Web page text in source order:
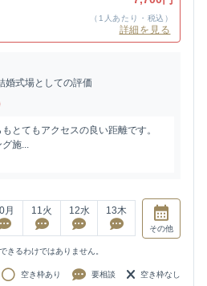
（1人あたり・税込）
詳細を見る
婚式場としての評価
とてもアクセスの良い距離です。
施...
月 11火 12水 13木
その他
きるわけではありません。
空き枠あり 要相談 空き枠なし